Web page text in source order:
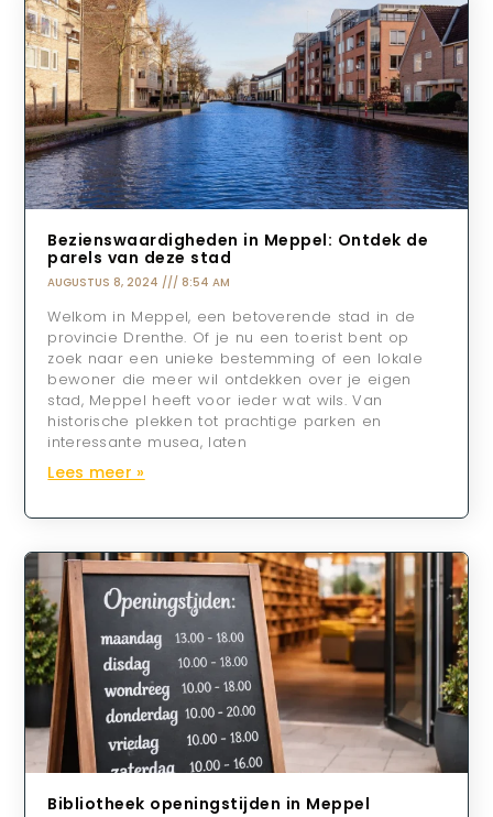
Bezienswaardigheden in Meppel: Ontdek de
parels van deze stad
AUGUSTUS 8, 2024 8:54 AM
Welkom in Meppel, een betoverende stad in de
provincie Drenthe. Of je nu een toerist bent op
zoek naar een unieke bestemming of een lokale
bewoner die meer wil ontdekken over je eigen
stad, Meppel heeft voor ieder wat wils. Van
historische plekken tot prachtige parken en
interessante musea, laten
Lees meer »
Bibliotheek openingstijden in Meppel